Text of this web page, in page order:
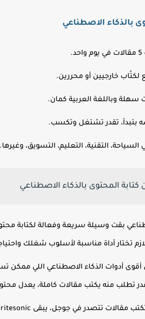
بالذكاء الاصطناعي
خارجيين أو محررين.
سهلة وباللغة العربية كمان.
بتبدأ، تقدر تشتغل وتكسب.
التقنية، التعليم، التسويق، وغيرها.
المحتوى بالذكاء الاصطناعي
بقت وسيلة سريعة وفعالة لكتابة
تختار أداة مناسبة لأسلوب شغلك
تطلب منه يكتب مقالات كاملة، يعدل